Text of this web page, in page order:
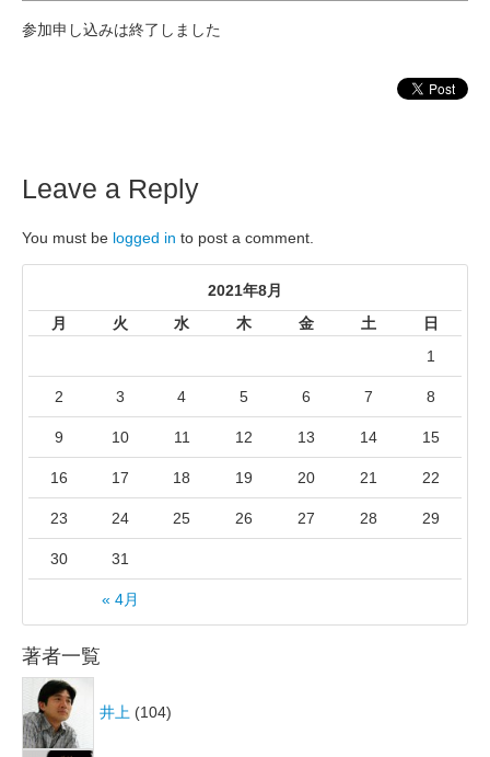
参加申し込みは終了しました
Leave a Reply
You must be logged in to post a comment.
2021年8月
月
火 水 木 金 土 日
« 4月
1
2 3 4 5 6 7 8
9 10 11 12 13 14 15
16 17 18 19 20 21 22
23 24 25 26 27 28 29
30 31
著者一覧
井上 (104)